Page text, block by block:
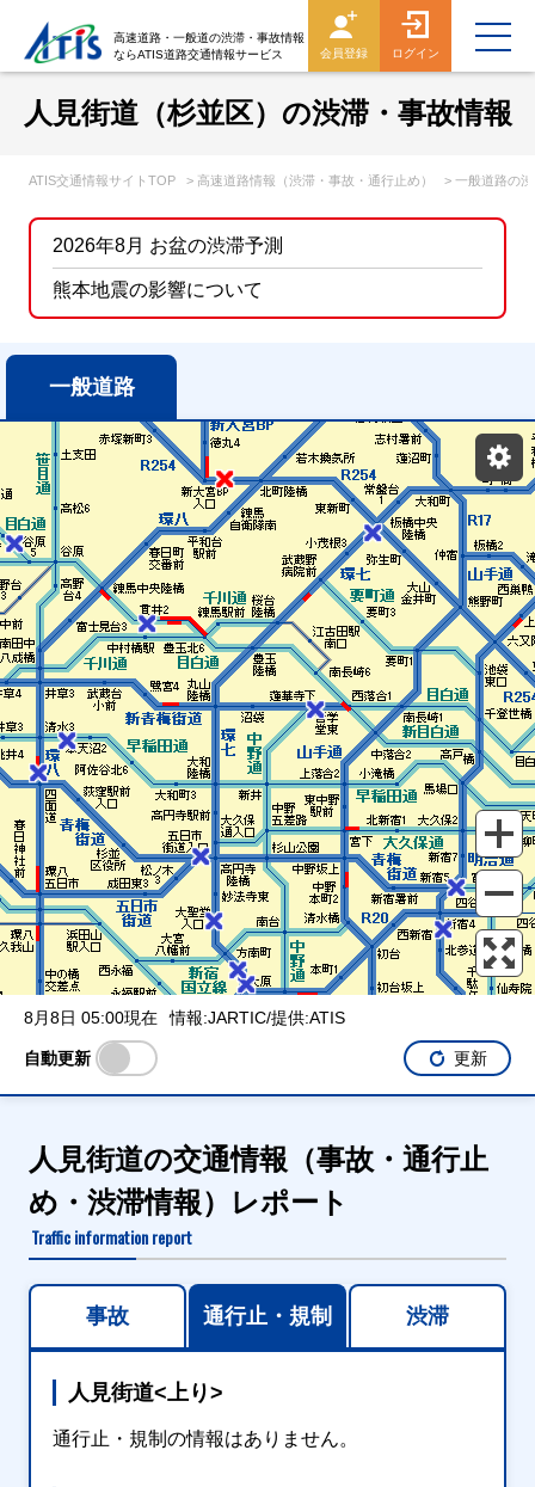
高速道路・一般道の渋滞・事故情報
ならATIS道路交通情報サービス
会員登録 ログイン
人見街道（杉並区）の渋滞・事故情報
ATIS交通情報サイトTOP > 高速道路情報（渋滞・事故・通行止め） > 一般道路の
2026年8月 お盆の渋滞予測
熊本地震の影響について
一般道路
表示設定
混雑 通行止め
チェーン規制等
調整中
規制情報
事故 規制 通行止め
8月8日 05:00現在 情報:JARTIC/提供:ATIS
自動更新 更新
人見街道の交通情報（事故・通行止
め・渋滞情報）レポート
Traffic information report
事故 通行止・規制 渋滞
人見街道<上り>
通行止・規制の情報はありません。